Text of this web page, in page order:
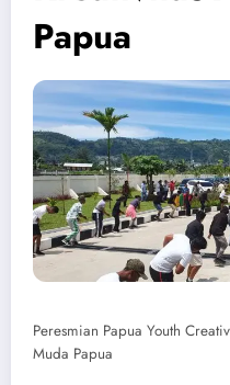
Papua
Peresmian Papua Youth
Muda Papua